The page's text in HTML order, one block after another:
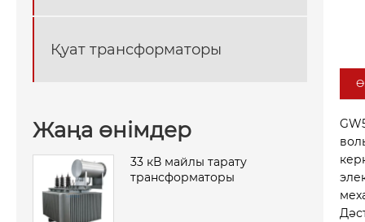
Қуат трансформаторы
Жаңа өнімдер
33 кВ майлы тарату
трансформаторы